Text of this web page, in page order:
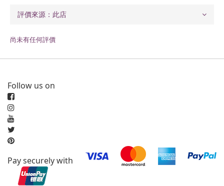
尚未有任何評價
Follow us on
Pay securely with